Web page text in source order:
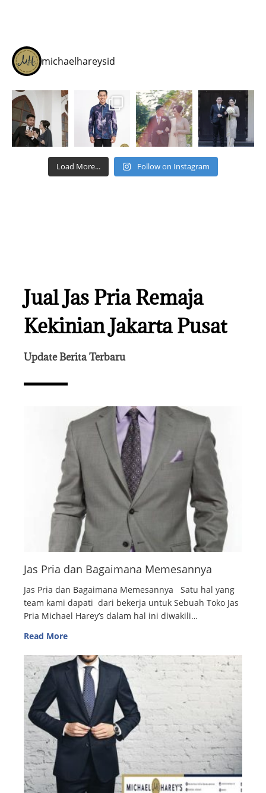
michaelhareysid
Load More... Follow on Instagram
Jual Jas Pria Remaja
Kekinian Jakarta Pusat
Update Berita Terbaru
Jas Pria dan Bagaimana Memesannya
Jas Pria dan Bagaimana Memesannya Satu hal yang
team kami dapati dari bekerja untuk Sebuah Toko Jas
Pria Michael Harey’s dalam hal ini diwakili…
Read More